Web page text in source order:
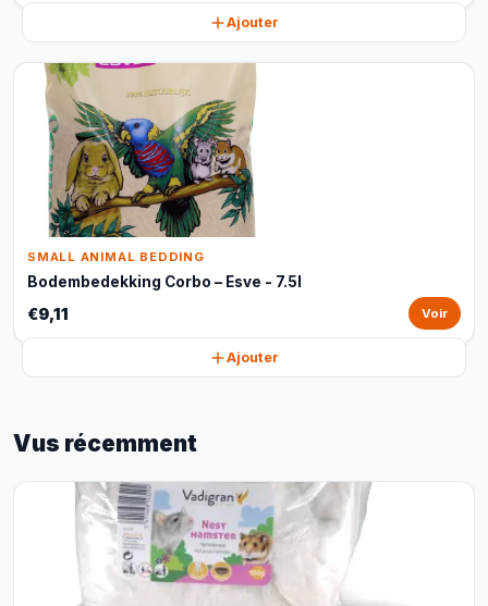
Ajouter
SMALL ANIMAL BEDDING
Bodembedekking Corbo – Esve - 7.5l
€9,11 Voir
Ajouter
Vus récemment